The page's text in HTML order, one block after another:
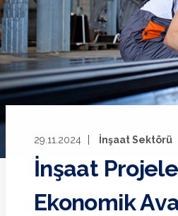
29.11.2024 İnşaat Sektörü
İnşaat
Ekonomik